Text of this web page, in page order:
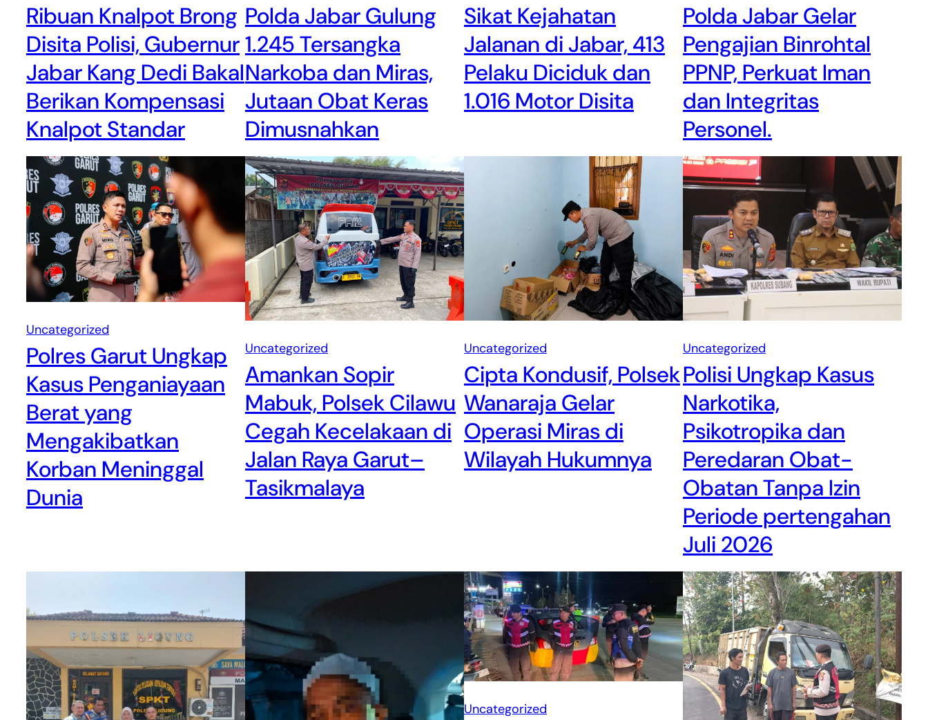
Ribuan Knalpot Brong
Disita Polisi, Gubernur
Jabar Kang Dedi Bakal
Berikan Kompensasi
Knalpot Standar
Polda Jabar Gulung
1.245 Tersangka
Narkoba dan Miras,
Jutaan Obat Keras
Dimusnahkan
Sikat Kejahatan
Jalanan di Jabar, 413
Pelaku Diciduk dan
1.016 Motor Disita
Polda Jabar Gelar
Pengajian Binrohtal
PPNP, Perkuat Iman
dan Integritas
Personel.
Uncategorized
Polres Garut Ungkap
Kasus Penganiayaan
Berat yang
Mengakibatkan
Korban Meninggal
Dunia
Uncategorized
Amankan Sopir
Mabuk, Polsek Cilawu
Cegah Kecelakaan di
Jalan Raya Garut–
Tasikmalaya
Uncategorized
Cipta Kondusif, Polsek
Wanaraja Gelar
Operasi Miras di
Wilayah Hukumnya
Uncategorized
Polisi Ungkap Kasus
Narkotika,
Psikotropika dan
Peredaran Obat-
Obatan Tanpa Izin
Periode pertengahan
Juli 2026
Uncategorized